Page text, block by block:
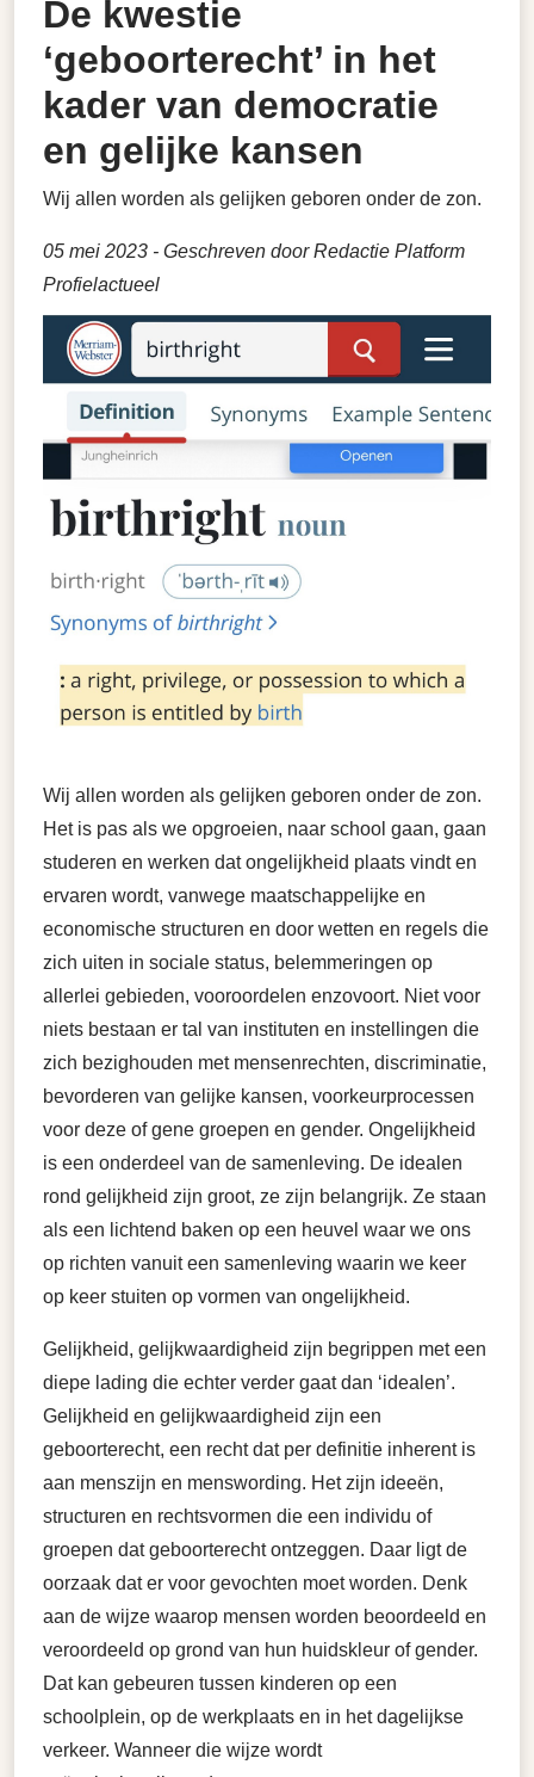
De kwestie
‘geboorterecht’ in het
kader van democratie
en gelijke kansen
Wij allen worden als gelijken geboren onder de zon.
05 mei 2023 - Geschreven door Redactie Platform
Profielactueel
Wij allen worden als gelijken geboren onder de zon.
Het is pas als we opgroeien, naar school gaan, gaan
studeren en werken dat ongelijkheid plaats vindt en
ervaren wordt, vanwege maatschappelijke en
economische structuren en door wetten en regels die
zich uiten in sociale status, belemmeringen op
allerlei gebieden, vooroordelen enzovoort. Niet voor
niets bestaan er tal van instituten en instellingen die
zich bezighouden met mensenrechten, discriminatie,
bevorderen van gelijke kansen, voorkeurprocessen
voor deze of gene groepen en gender. Ongelijkheid
is een onderdeel van de samenleving. De idealen
rond gelijkheid zijn groot, ze zijn belangrijk. Ze staan
als een lichtend baken op een heuvel waar we ons
op richten vanuit een samenleving waarin we keer
op keer stuiten op vormen van ongelijkheid.
Gelijkheid, gelijkwaardigheid zijn begrippen met een
diepe lading die echter verder gaat dan ‘idealen’.
Gelijkheid en gelijkwaardigheid zijn een
geboorterecht, een recht dat per definitie inherent is
aan menszijn en menswording. Het zijn ideeën,
structuren en rechtsvormen die een individu of
groepen dat geboorterecht ontzeggen. Daar ligt de
oorzaak dat er voor gevochten moet worden. Denk
aan de wijze waarop mensen worden beoordeeld en
veroordeeld op grond van hun huidskleur of gender.
Dat kan gebeuren tussen kinderen op een
schoolplein, op de werkplaats en in het dagelijkse
verkeer. Wanneer die wijze wordt